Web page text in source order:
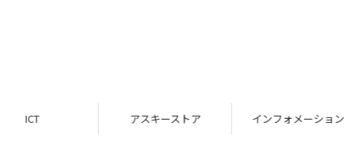
ICT アスキーストア インフォメーション